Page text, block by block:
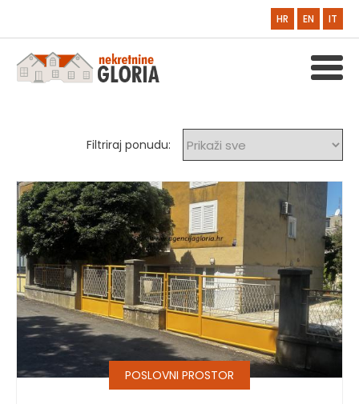
HR EN IT
Filtriraj ponudu:
POSLOVNI PROSTOR